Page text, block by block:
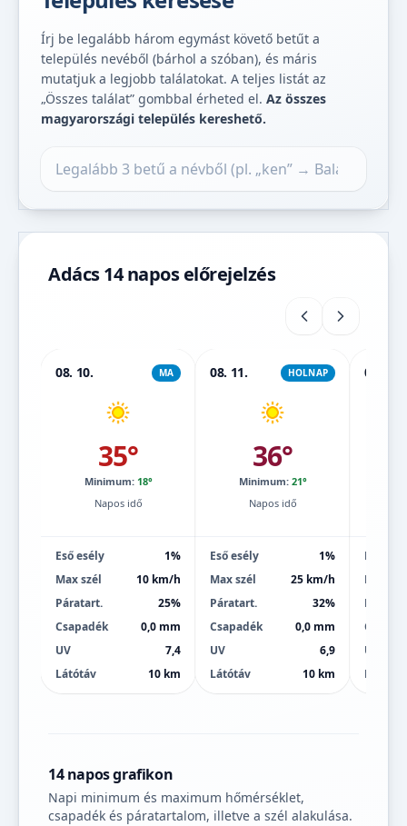
Írj be legalább három egymást követő betűt a
település nevéből (bárhol a szóban), és máris
mutatjuk a legjobb találatokat. A teljes listát az
„Összes találat” gombbal érheted el. Az összes
magyarországi település kereshető.
Adács 14 napos előrejelzés
08. 10. MA
35°
Minimum: 18°
Napos idő
Eső esély
1%
Max szél
10 km/h
Páratart.
25%
Csapadék
0,0 mm
UV
7,4
Látótáv
10 km
08. 11. HOLNAP
36°
Minimum: 21°
Napos idő
Eső esély
1%
Max szél
25 km/h
Páratart.
32%
Csapadék
0,0 mm
UV
6,9
Látótáv
10 km
08. 12.
Eső
Max
UV
Látótáv
14 napos grafikon
Napi minimum és maximum hőmérséklet,
csapadék és páratartalom, illetve a szél alakulása.